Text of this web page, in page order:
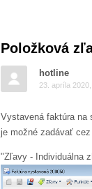
Položková
hotline
23. apríla
Vystavená faktúra na
je možné zadávať
"Zľavy - Individuálna